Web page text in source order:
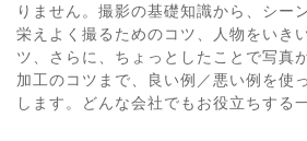
りません。撮影の基礎知識から、シー
栄えよく撮るためのコツ、人物をいき
ツ、さらに、ちょっとしたことで写真
加工のコツまで、良い例／悪い例を使
します。どんな会社でもお役立ちする